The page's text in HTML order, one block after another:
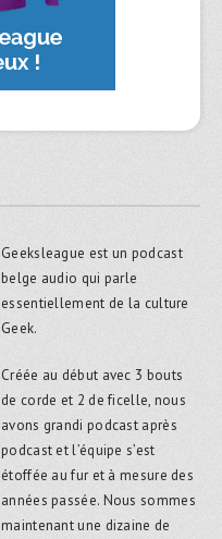
Geeksleague est un podcast
belge audio qui parle
essentiellement de la culture
Geek.
Créée au début avec 3 bouts
de corde et 2 de ficelle, nous
avons grandi podcast après
podcast et l’équipe s’est
étoffée au fur et à mesure des
années passée. Nous sommes
maintenant une dizaine de